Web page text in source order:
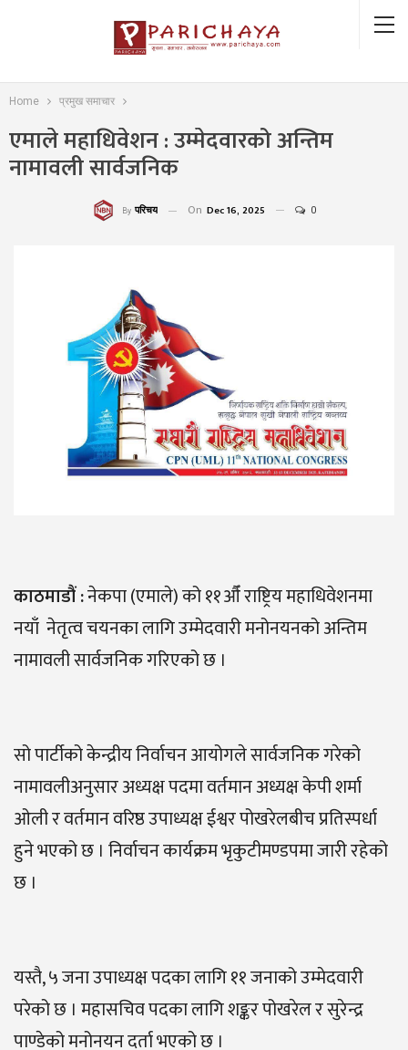
Home प्रमुख समाचार
एमाले महाधिवेशन : उम्मेदवारको अन्तिम
नामावली सार्वजनिक
By परिचय On Dec 16, 2025 0
काठमाडौं :नेकपा (एमाले) को ११औँ राष्ट्रिय महाधिवेशनमा
नयाँ नेतृत्व चयनका लागि उम्मेदवारी मनोनयनको अन्तिम
नामावली सार्वजनिक गरिएको छ ।
सो पार्टीको केन्द्रीय निर्वाचन आयोगले सार्वजनिक गरेको
नामावलीअनुसार अध्यक्ष पदमा वर्तमान अध्यक्ष केपी शर्मा
ओली र वर्तमान वरिष्ठ उपाध्यक्ष ईश्वर पोखरेलबीच प्रतिस्पर्धा
हुने भएको छ । निर्वाचन कार्यक्रम भृकुटीमण्डपमा जारी रहेको
छ ।
यस्तै, ५ जना उपाध्यक्ष पदका लागि ११ जनाको उम्मेदवारी
परेको छ । महासचिव पदका लागि शङ्कर पोखरेल र सुरेन्द्र
पाण्डेको मनोनयन दर्ता भएको छ ।